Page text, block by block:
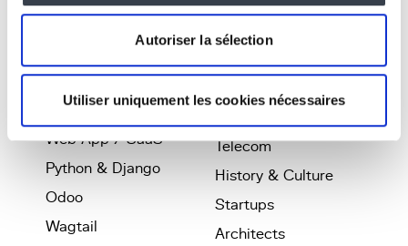
Autoriser la sélection
Utiliser uniquement les cookies nécessaires
Business platforms
Development
Artificial Intelligence
Web App / SaaS
Python & Django
Odoo
Wagtail
Real Estate
Telecom
History & Culture
Startups
Architects